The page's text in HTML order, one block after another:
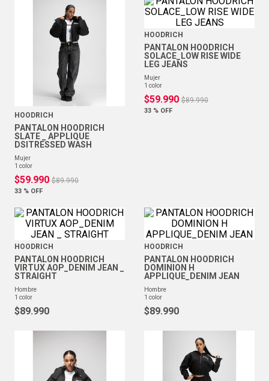
HOODRICH
PANTALON HOODRICH
SLATE _ APPLIQUE
DSITRESSED WASH
mujer
1 color
$59.990 $89.990
33 % OFF
HOODRICH
PANTALON HOODRICH
SOLACE_LOW RISE WIDE
LEG JEANS
mujer
1 color
$59.990 $89.990
33 % OFF
HOODRICH
PANTALON HOODRICH
VIRTUX AOP_DENIM JEAN _
STRAIGHT
hombre
1 color
$89.990
HOODRICH
PANTALON HOODRICH
DOMINION H
APPLIQUE_DENIM JEAN
hombre
1 color
$89.990